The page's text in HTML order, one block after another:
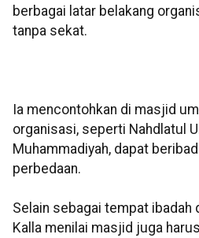
berbagai latar belakang
tanpa sekat.
Ia mencontohkan di masjid
organisasi, seperti Nahdlatul
Muhammadiyah, dapat
perbedaan.
Selain sebagai tempat ibadah
Kalla menilai masjid juga